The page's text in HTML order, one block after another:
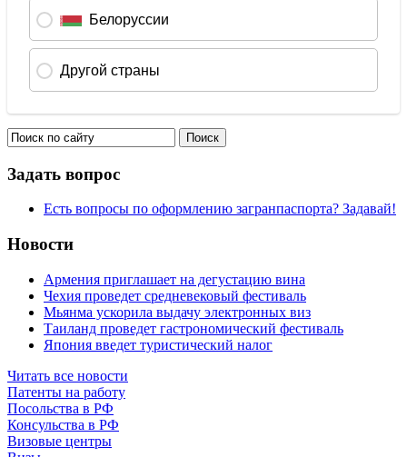
Задать вопрос
Есть вопросы по оформлению загранпаспорта? Задавай!
Новости
Армения приглашает на дегустацию вина
Чехия проведет средневековый фестиваль
Мьянма ускорила выдачу электронных виз
Таиланд проведет гастрономический фестиваль
Япония введет туристический налог
Читать все новости
Патенты на работу
Посольства в РФ
Консульства в РФ
Визовые центры